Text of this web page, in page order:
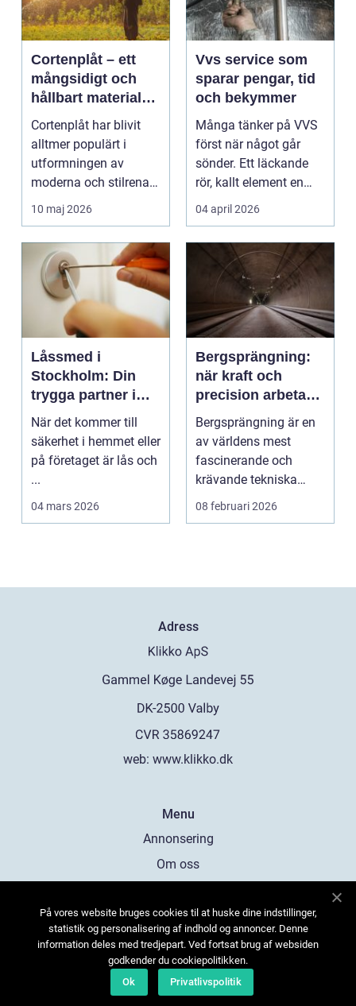
Cortenplåt – ett
mångsidigt och
hållbart material
för din trädgård
Cortenplåt har blivit
alltmer populärt i
utformningen av
moderna och stilrena
trädg&...
10 maj 2026
Vvs service som
sparar pengar, tid
och bekymmer
Många tänker på VVS
först när något går
sönder. Ett läckande
rör, kallt element en
vintermorgon elle...
04 april 2026
Låssmed i
Stockholm: Din
trygga partner i
huvudstaden
När det kommer till
säkerhet i hemmet eller
på företaget är lås och
...
04 mars 2026
Bergsprängning:
när kraft och
precision arbetar
tillsammans
Bergsprängning är en
av världens mest
fascinerande och
krävande tekniska
procedu...
08 februari 2026
Adress
web: www.klikko.dk
Menu
Annonsering
Om oss
Kontakta oss
Sitemap
På vores website bruges cookies til at huske dine indstillinger,
statistik og personalisering af indhold og annoncer. Denne
information deles med tredjepart. Ved fortsat brug af websiden
godkender du cookiepolitikken.
Ok
Privatlivspolitik